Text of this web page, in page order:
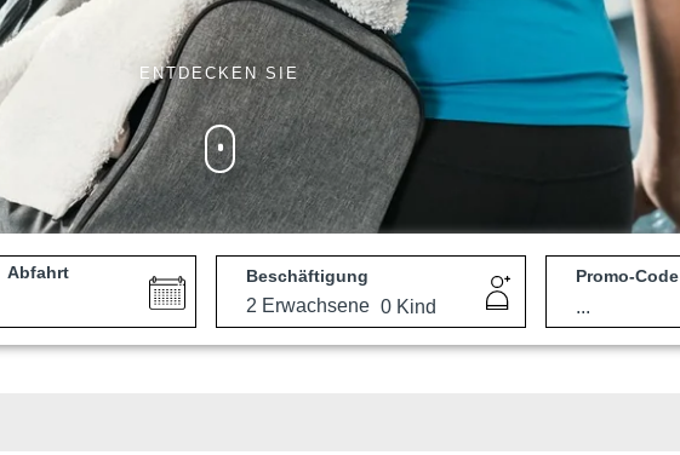
ENTDECKEN SIE
Abfahrt Beschäftigung Promo-Code